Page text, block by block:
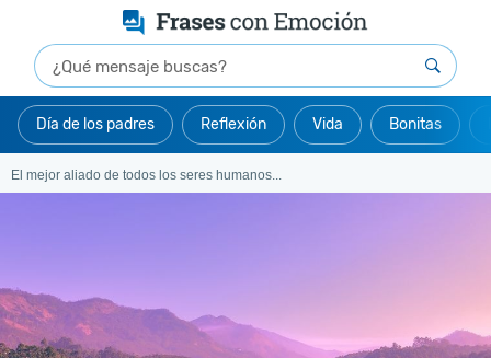
Día de los padres Reflexión Vida Bonitas
El mejor aliado de todos los seres humanos...